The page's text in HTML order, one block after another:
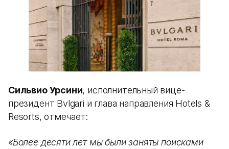
Сильвио Урсини, исполнительный вице-
президент Bvlgari и глава направления Hotels &
Resorts, отмечает:
«Более десяти лет мы были заняты поисками